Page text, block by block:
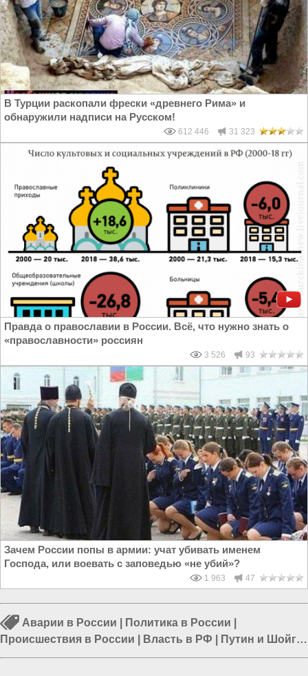
В Турции раскопали фрески «древнего Рима» и
обнаружили надписи на Русском!
612 446 31 323
Правда о православии в России. Всё, что нужно знать о
«православности» россиян
3 526 93
Зачем России попы в армии: учат убивать именем
Господа, или воевать с заповедью «не убий»?
1 963 47
Аварии в России Политика в России
Происшествия в России
Власть в РФ Путин и Шойгу|
Мигранты в России|Религиозная пропаганда